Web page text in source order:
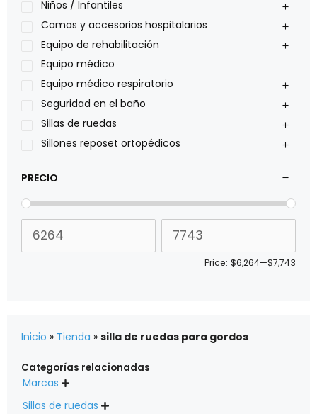
Oxiplus
Philips
Pride
Roho
Sillas de ruedas Everest Jennings
Stealth products
Xiehe Medical
Niños / Infantiles
Camas y accesorios hospitalarios
Equipo de rehabilitación
Equipo médico
Equipo médico respiratorio
Seguridad en el baño
Sillas de ruedas
Sillones reposet ortopédicos
PRECIO
Price: $6,264—$7,743
Inicio » Tienda » silla de ruedas para gordos
Categorías relacionadas
Marcas 
Sillas de ruedas 